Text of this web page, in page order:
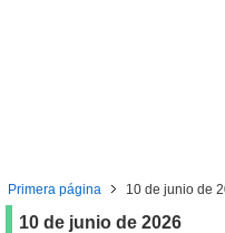
Primera página 10 de junio de
10 de junio de 2026